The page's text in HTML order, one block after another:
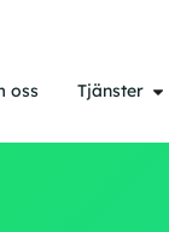
oss Tjänster